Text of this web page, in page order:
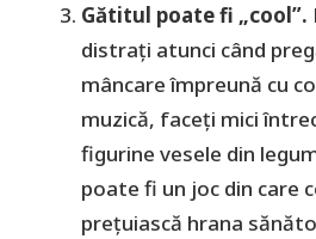
Gătitul poate fi „cool”.
distrați atunci când
mâncare împreună cu
muzică, faceți mici
figurine vesele din
poate fi un joc din care
prețuiască hrana